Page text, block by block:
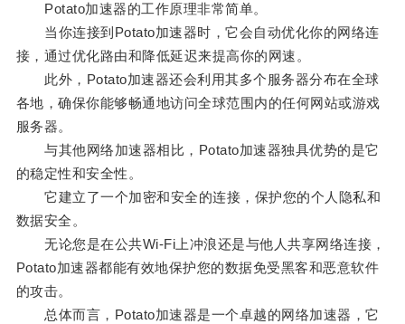
Potato加速器的工作原理非常简单。
当你连接到Potato加速器时，它会自动优化你的网络连
接，通过优化路由和降低延迟来提高你的网速。
此外，Potato加速器还会利用其多个服务器分布在全球
各地，确保你能够畅通地访问全球范围内的任何网站或游戏
服务器。
与其他网络加速器相比，Potato加速器独具优势的是它
的稳定性和安全性。
它建立了一个加密和安全的连接，保护您的个人隐私和
数据安全。
无论您是在公共Wi-Fi上冲浪还是与他人共享网络连接，
Potato加速器都能有效地保护您的数据免受黑客和恶意软件
的攻击。
总体而言，Potato加速器是一个卓越的网络加速器，它